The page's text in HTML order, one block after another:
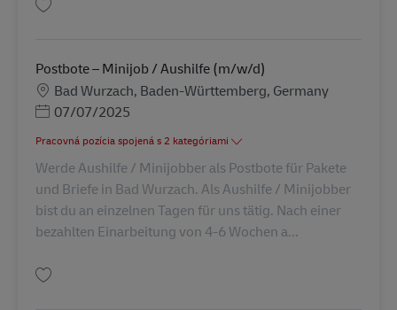
Postbote – Minijob / Aushilfe (m/w/d)
MiestoBad Wurzach, Baden-Württemberg, Germany
Posted Date
07/07/2025
Pracovná pozícia spojená s 2 kategóriami
Werde Aushilfe / Minijobber als Postbote für Pakete
und Briefe in Bad Wurzach. Als Aushilfe / Minijobber
bist du an einzelnen Tagen für uns tätig. Nach einer
bezahlten Einarbeitung von 4-6 Wochen a...